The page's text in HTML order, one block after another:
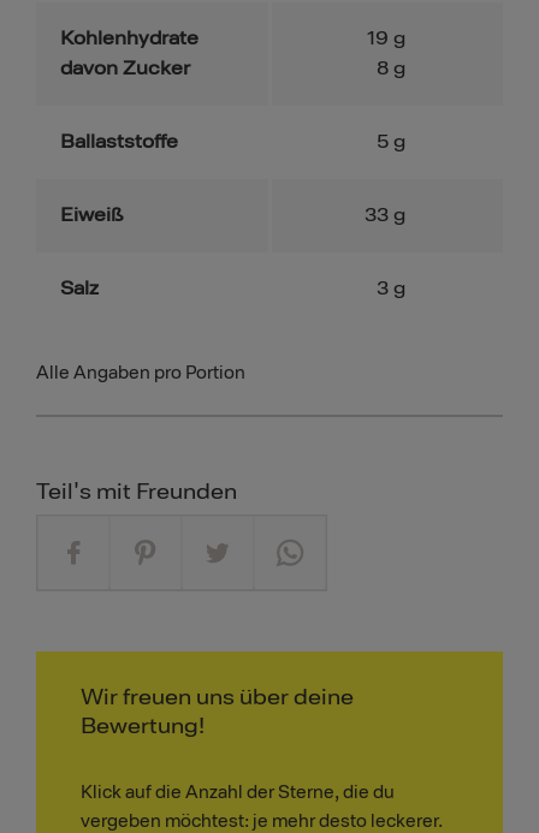
Kohlenhydrate
davon Zucker
19 g
8 g
Ballaststoffe 5 g
Eiweiß 33 g
Salz 3 g
Alle Angaben pro Portion
Teil's mit Freunden
Wir freuen uns über deine
Bewertung!
Klick auf die Anzahl der Sterne, die du
vergeben möchtest: je mehr desto leckerer.